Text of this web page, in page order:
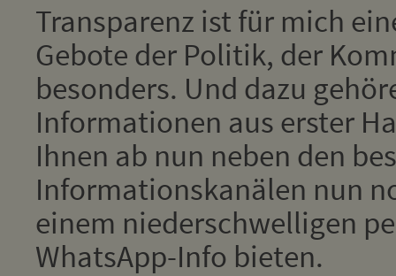
Transparenz ist für mich
Gebote der Politik, der
besonders. Und dazu
Informationen aus erster
Ihnen ab nun neben den
Informationskanälen nun
einem niederschwelligen
WhatsApp-Info bieten.